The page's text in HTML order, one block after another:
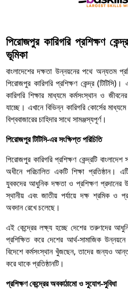
পিরোজপুর কারিগরি প্রশিক্ষণ
ভূমিকা
বাংলাদেশের দক্ষতা উন্নয়নের পথে অন্যতম
পিরোজপুর কারিগরি প্রশিক্ষণ কেন্দ্র
কারিগরি শিক্ষার মাধ্যমে কর্মসংস্থান ও
যাচ্ছে। এখানে বিভিন্ন কারিগরি কোর্সের
বিশ্ববাজারের চাহিদার সাথে সামঞ্জস্যপূর্ণ।
পিরোজপুর টিটিসি-এর সংক্ষিপ্ত পরিচিতি
পিরোজপুর কারিগরি প্রশিক্ষণ কেন্দ্রটি
অধীনে পরিচালিত একটি শিক্ষা প্রতিষ্ঠান।
যুবকদের আধুনিক দক্ষতা ও প্রশিক্ষণ প্রদানের
স্থানীয় এবং জাতীয় পর্যায়ে দক্ষ শ্রমিক ও
অবদান রেখে চলেছে।
এই কেন্দ্রের লক্ষ্য হচ্ছে দেশের তরুণদের
প্রশিক্ষিত করে দেশের আর্থ-সামাজিক
বিদেশে কর্মসংস্থান খুঁজছেন, তাদের জন্যও
করে থাকে প্রতিষ্ঠানটি।
প্রশিক্ষণ কেন্দ্রের অবকাঠামো ও সুযোগ-সুবিধা